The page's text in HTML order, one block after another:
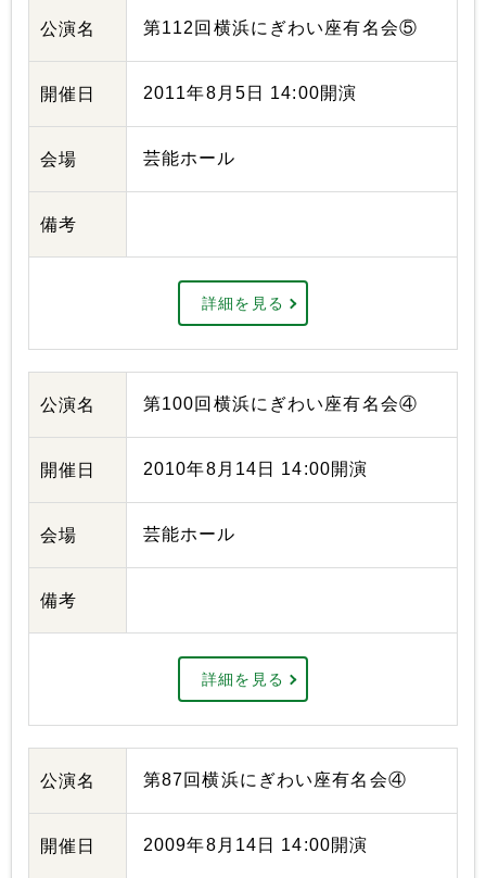
公演名 第112回横浜にぎわい座有名会⑤
開催日 2011年8月5日 14:00開演
会場 芸能ホール
備考
詳細を見る
公演名 第100回横浜にぎわい座有名会④
開催日 2010年8月14日 14:00開演
会場 芸能ホール
備考
詳細を見る
公演名 第87回横浜にぎわい座有名会④
開催日 2009年8月14日 14:00開演